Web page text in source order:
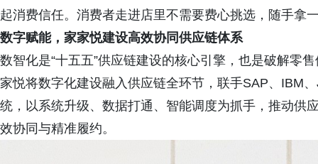
起消费信任。消费者走进店里不需要费心挑选，随手拿
数字赋能， 家家悦建设高效协同供应链体系
数智化是“十五五”供应链建设的核心引擎，也是破解零
家悦将数字化建设融入供应链全环节，联手SAP、IBM
统，以系统升级、数据打通、智能调度为抓手，推动供
效协同与精准履约。